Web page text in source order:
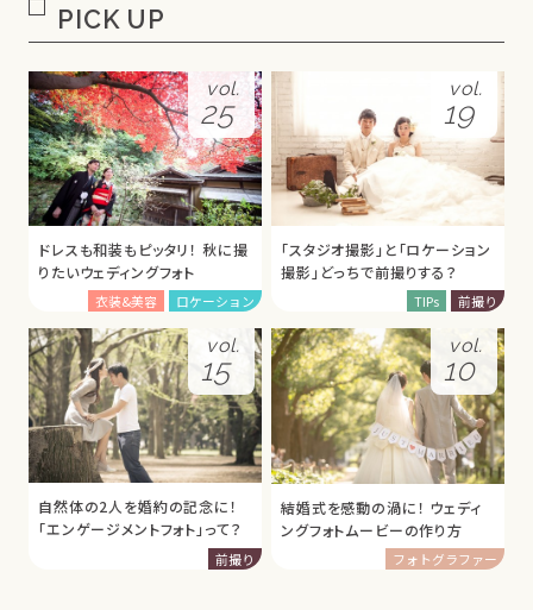
PICK UP
vol.
25
ドレスも和装もピッタリ！ 秋に撮
りたいウェディングフォト
衣装&美容 ロケーション
vol.
19
「スタジオ撮影」と「ロケーション
撮影」どっちで前撮りする？
TIPs 前撮り
vol.
15
自然体の2人を婚約の記念に！
「エンゲージメントフォト」って？
前撮り
vol.
10
結婚式を感動の渦に！ ウェディ
ングフォトムービーの作り方
フォトグラファー